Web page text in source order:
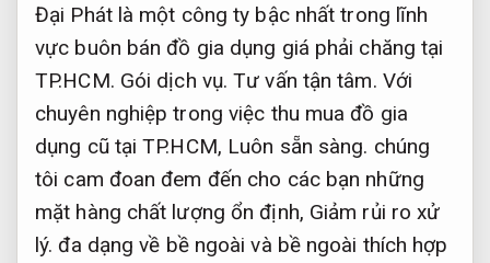
Đại Phát là một công ty bậc nhất trong lĩnh
vực buôn bán đồ gia dụng giá phải chăng tại
TP.HCM. Gói dịch vụ. Tư vấn tận tâm. Với
chuyên nghiệp trong việc thu mua đồ gia
dụng cũ tại TP.HCM, Luôn sẵn sàng. chúng
tôi cam đoan đem đến cho các bạn những
mặt hàng chất lượng ổn định, Giảm rủi ro xử
lý. đa dạng về bề ngoài và bề ngoài thích hợp